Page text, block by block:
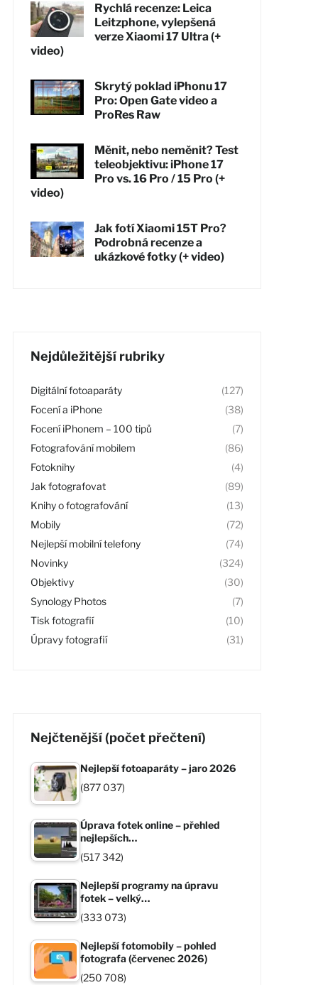
Rychlá recenze: Leica
Leitzphone, vylepšená
verze Xiaomi 17 Ultra (+
video)
Skrytý poklad iPhonu 17
Pro: Open Gate video a
ProRes Raw
Měnit, nebo neměnit? Test
teleobjektivu: iPhone 17
Pro vs. 16 Pro / 15 Pro (+
video)
Jak fotí Xiaomi 15T Pro?
Podrobná recenze a
ukázkové fotky (+ video)
Nejdůležitější rubriky
Digitální fotoaparáty
(127)
Focení a iPhone
(38)
Focení iPhonem – 100 tipů
(7)
Fotografování mobilem
(86)
Fotoknihy
(4)
Jak fotografovat
(89)
Knihy o fotografování
(13)
Mobily
(72)
Nejlepší mobilní telefony
(74)
Novinky
(324)
Objektivy
(30)
Synology Photos
(7)
Tisk fotografií
(10)
Úpravy fotografií
(31)
Nejčtenější (počet přečtení)
Nejlepší fotoaparáty – jaro 2026
(877 037)
Úprava fotek online – přehled
nejlepších…
(517 342)
Nejlepší programy na úpravu
fotek – velký…
(333 073)
Nejlepší fotomobily – pohled
fotografa (červenec 2026)
(250 708)